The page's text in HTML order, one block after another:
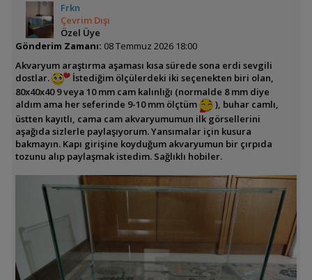
Frkn
Çevrim Dışı
Özel Üye
Gönderim Zamanı: 08 Temmuz 2026 18:00
Akvaryum araştırma aşaması kısa sürede sona erdi sevgili
dostlar.
İstediğim ölçülerdeki iki seçenekten biri olan,
80x40x40 9 veya 10 mm cam kalınlığı (normalde 8 mm diye
aldım ama her seferinde 9-10 mm ölçtüm
), buhar camlı,
üstten kayıtlı, cama cam akvaryumumun ilk görsellerini
aşağıda sizlerle paylaşıyorum. Yansımalar için kusura
bakmayın. Kapı girişine koyduğum akvaryumun bir çırpıda
tozunu alıp paylaşmak istedim. Sağlıklı hobiler.